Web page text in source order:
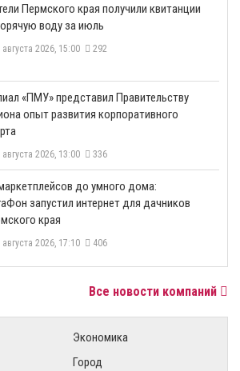
Пермского края получили квитанции
воду за июль
августа 2026, 15:00 292
«ПМУ» представил Правительству
опыт развития корпоративного
августа 2026, 13:00 336
до умного дома:
запустил интернет для дачников
края
августа 2026, 17:10 406
Все новости компаний
Экономика
Город